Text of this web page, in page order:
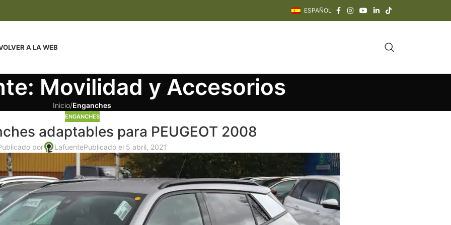
ESPAÑOL
A LA WEB
Movilidad y Accesorios
Inicio/Enganches
ENGANCHES
adaptables para PEUGEOT 2008
por LafuentePublicado el 5 abril, 2021